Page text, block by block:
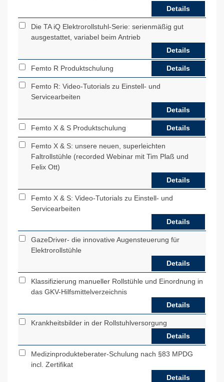
Details
Die TA iQ Elektrorollstuhl-Serie: serienmäßig gut
ausgestattet, variabel beim Antrieb
Details
Femto R Produktschulung Details
Femto R: Video-Tutorials zu Einstell- und
Servicearbeiten
Details
Femto X & S Produktschulung Details
Femto X & S: unsere neuen, superleichten
Faltrollstühle (recorded Webinar mit Tim Plaß und
Felix Ott)
Details
Femto X & S: Video-Tutorials zu Einstell- und
Servicearbeiten
Details
GazeDriver- die innovative Augensteuerung für
Elektrorollstühle
Details
Klassifizierung manueller Rollstühle und Einordnung in
das GKV-Hilfsmittelverzeichnis
Details
Krankheitsbilder in der Rollstuhlversorgung
Details
Medizinprodukteberater-Schulung nach §83 MPDG
incl. Zertifikat
Details